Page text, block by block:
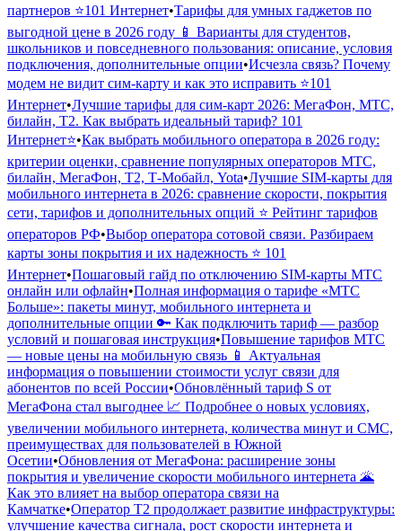
партнеров ⭐️101 Интернет•Тарифы для умных гаджетов по
выгодной цене в 2026 году 📱 Варианты для студентов,
школьников и повседневного пользования: описание, условия
подключения, дополнительные опции•Исчезла связь? Почему
модем не видит сим-карту и как это исправить ⭐️101
Интернет•Лучшие тарифы для сим-карт 2026: МегаФон, МТС,
билайн, Т2. Как выбрать идеальный тариф? 101
Интернет⭐️•Как выбрать мобильного оператора в 2026 году:
критерии оценки, сравнение популярных операторов МТС,
билайн, МегаФон, Т2, Т-Мобайл, Yota•Лучшие SIM-карты для
мобильного интернета в 2026: сравнение скорости, покрытия
сети, тарифов и дополнительных опций ⭐️ Рейтинг тарифов
операторов РФ•Выбор оператора сотовой связи. Разбираем
карты зоны покрытия и их надежность ⭐️ 101
Интернет•Пошаговый гайд по отключению SIM-карты МТС
онлайн или офлайн•Полная информация о тарифе «МТС
Больше»: пакеты минут, мобильного интернета и
дополнительные опции 🔑 Как подключить тариф — разбор
условий и пошаговая инструкция•Повышение тарифов МТС
— новые цены на мобильную связь 📱 Актуальная
информация о повышении стоимости услуг связи для
абонентов по всей России•Обновлённый тариф S от
МегаФона стал выгоднее 📈 Подробнее о новых условиях,
увеличении мобильного интернета, количества минут и СМС,
преимуществах для пользователей в Южной
Осетии•Обновления от МегаФона: расширение зоны
покрытия и увеличение скорости мобильного интернета 🌋
Как это влияет на выбор оператора связи на
Камчатке•Оператор Т2 продолжает развитие инфраструктуры:
улучшение качества сигнала, рост скорости интернета и